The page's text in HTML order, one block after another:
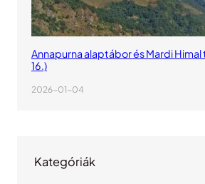
Annapurna alaptábor és Mardi
16.)
2026-01-04
Kategóriák